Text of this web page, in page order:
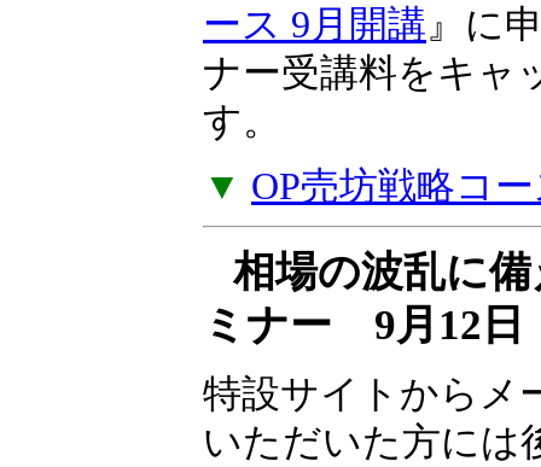
ース 9月開講』に
ナー受講料をキャ
す。
▼ OP売坊戦略コ
相場の波乱に
ミナー 9月12日
特設サイトからメ
いただいた方には